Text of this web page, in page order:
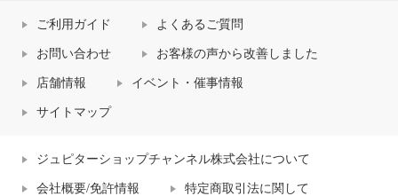
ご利用ガイド よくあるご質問
お問い合わせ お客様の声から改善しました
店舗情報 イベント・催事情報
サイトマップ
ジュピターショップチャンネル株式会社について
会社概要/免許情報 特定商取引法に関して